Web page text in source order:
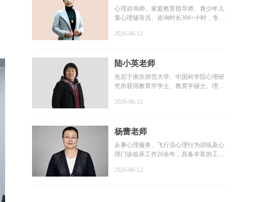
心理咨询师、家庭教育指导师、青少年儿
童心理辅导员、咨询时长300+小时，专业
2026-06-12
陆小英老师
先后于南京师范大学、中国科学院心理研
究所获得教育学学士、教育学硕士、理学
2026-06-12
杨蕾老师
从事心理服务、飞行员心理行为训练及心
理门诊临床工作20余年，具备丰富的工作
2026-06-12